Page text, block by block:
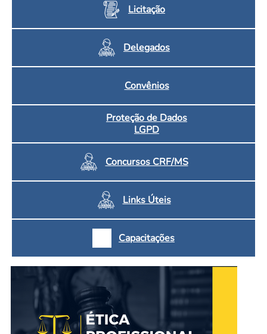
Licitação
Delegados
Convênios
Proteção de Dados
LGPD
Concursos CRF/MS
Links Úteis
Capacitações